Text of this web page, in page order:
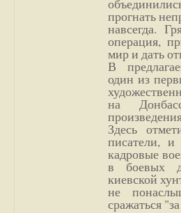
прогнать
навсегда.
операция,
мир и дать
В
один из
на
Здесь
писатели,
кадровые
в боевых
киевской
не
сражаться